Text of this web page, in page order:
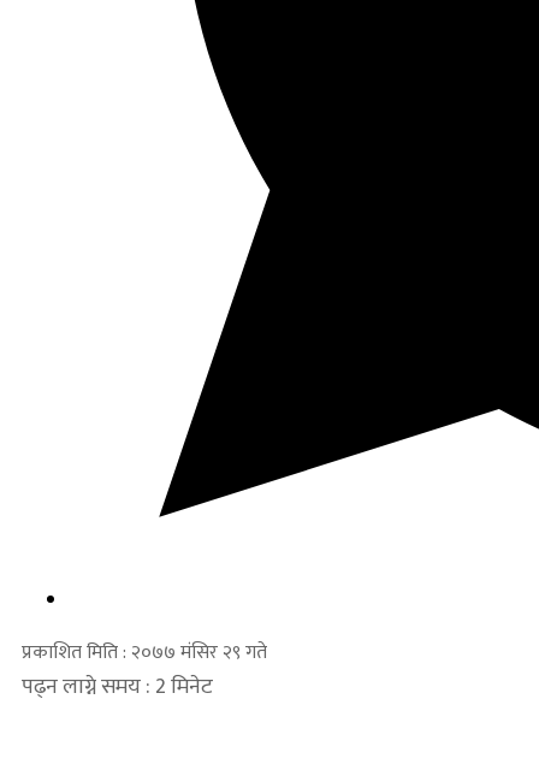
प्रकाशित मिति : २०७७ मंसिर २९ गते
पढ्न लाग्ने समय : 2 मिनेट